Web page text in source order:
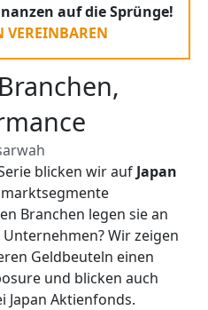
auf die Sprünge!
VEREINBAREN
blicken wir auf Japan
Branchen legen sie an
Wir zeigen
Geldbeuteln einen
und blicken auch
Japan Aktienfonds.